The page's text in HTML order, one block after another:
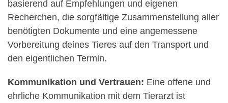
basierend auf Empfehlungen und eigenen
Recherchen, die sorgfältige Zusammenstellung aller
benötigten Dokumente und eine angemessene
Vorbereitung deines Tieres auf den Transport und
den eigentlichen Termin.
Kommunikation und Vertrauen: Eine offene und
ehrliche Kommunikation mit dem Tierarzt ist